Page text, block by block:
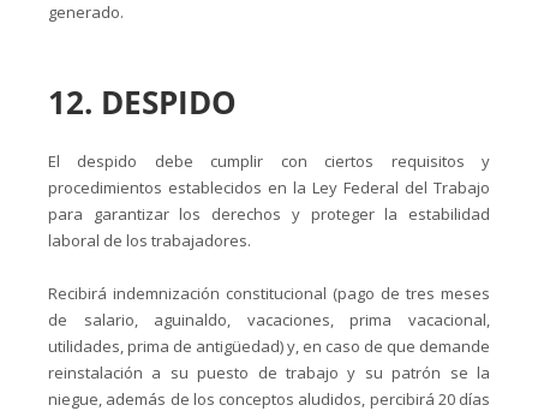
generado.
12. DESPIDO
El despido debe cumplir con ciertos requisitos y
procedimientos establecidos en la Ley Federal del Trabajo
para garantizar los derechos y proteger la estabilidad
laboral de los trabajadores.
Recibirá indemnización constitucional (pago de tres meses
de salario, aguinaldo, vacaciones, prima vacacional,
utilidades, prima de antigüedad) y, en caso de que demande
reinstalación a su puesto de trabajo y su patrón se la
niegue, además de los conceptos aludidos, percibirá 20 días